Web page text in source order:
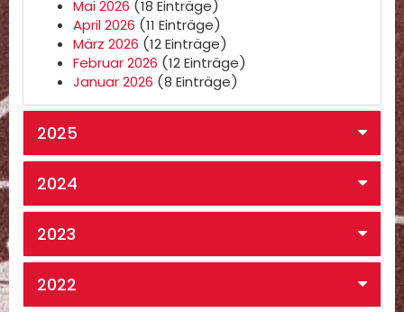
Mai 2026 (18 Einträge)
April 2026 (11 Einträge)
März 2026 (12 Einträge)
Februar 2026 (12 Einträge)
Januar 2026 (8 Einträge)
2025
2024
2023
2022